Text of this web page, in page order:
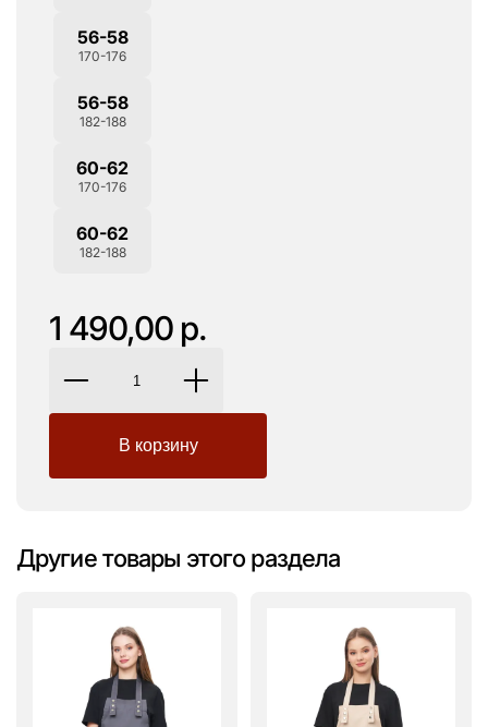
56-58
170-176
56-58
182-188
60-62
170-176
60-62
182-188
1 490,00 р.
Другие товары этого раздела